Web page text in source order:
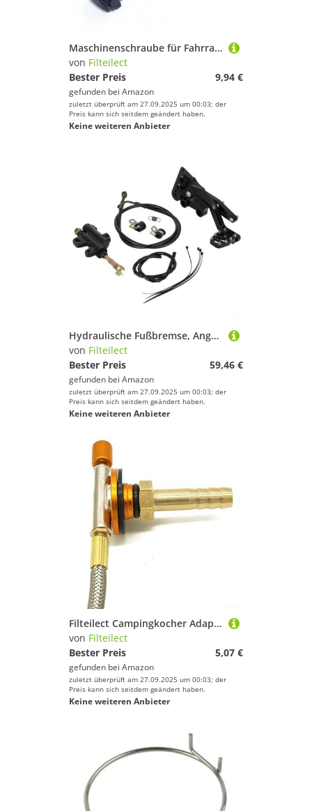
Maschinenschraube für Fahrrad und Zubehör für Fitnessgeräte, 12 cm Länge plus 16 mm elliptischer Durchmesser, Außen-Ersatzteil
von Filteilect
Bester Preis
9,94 €
gefunden bei Amazon
zuletzt überprüft am 27.09.2025 um 00:03; der
Preis kann sich seitdem geändert haben.
Keine weiteren Anbieter
Hydraulische Fußbremse, Angelausrüstung, hydraulisches Bremspedal, elektrischer Schmutz für Fahrrad, Fußbremse für Surron für Light Bee S/X
von Filteilect
Bester Preis
59,46 €
gefunden bei Amazon
zuletzt überprüft am 27.09.2025 um 00:03; der
Preis kann sich seitdem geändert haben.
Keine weiteren Anbieter
Filteilect Campingkocher Adapter Gasventil Konverter für flache Gastanks mit Metallkonstruktion und tragbarem Design für Outdoor Kochen Grillen
von Filteilect
Bester Preis
5,07 €
gefunden bei Amazon
zuletzt überprüft am 27.09.2025 um 00:03; der
Preis kann sich seitdem geändert haben.
Keine weiteren Anbieter